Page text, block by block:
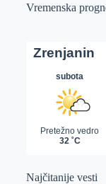
Vremenska
Najčitanije vesti